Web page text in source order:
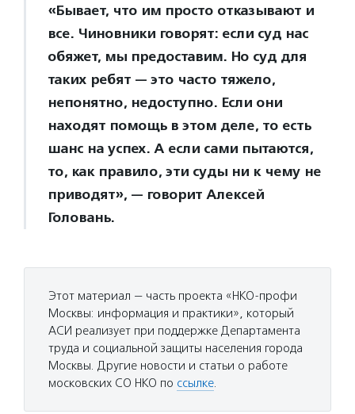
«Бывает, что им просто отказывают и
все. Чиновники говорят: если суд нас
обяжет, мы предоставим. Но суд для
таких ребят — это часто тяжело,
непонятно, недоступно. Если они
находят помощь в этом деле, то есть
шанс на успех. А если сами пытаются,
то, как правило, эти суды ни к чему не
приводят», — говорит Алексей
Головань.
Этот материал — часть проекта «НКО-профи
Москвы: информация и практики», который
АСИ реализует при поддержке Департамента
труда и социальной защиты населения города
Москвы. Другие новости и статьи о работе
московских СО НКО по ссылке.